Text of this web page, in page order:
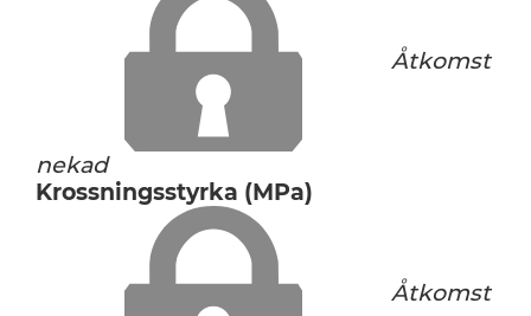
Åtkomst
nekad
Krossningsstyrka (MPa)
Åtkomst